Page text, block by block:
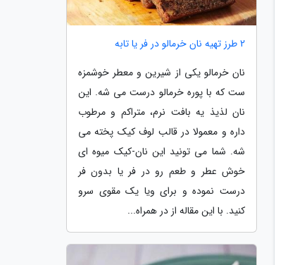
2 طرز تهیه نان خرمالو در فر یا تابه
نان خرمالو یکی از شیرین و معطر خوشمزه
ست که با پوره خرمالو درست می شه. این
نان لذیذ یه بافت نرم، متراکم و مرطوب
داره و معمولا در قالب لوف کیک پخته می
شه. شما می تونید این نان-کیک میوه ای
خوش عطر و طعم رو در فر یا بدون فر
درست نموده و برای ویا یک مقوی سرو
کنید. با این مقاله از در همراه...